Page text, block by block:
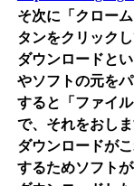
そ次に「クロー
タンをクリックし
ダウンロードと
やソフトの元を
すると「ファイ
で、それをおしま
ダウンロードが
するためソフト